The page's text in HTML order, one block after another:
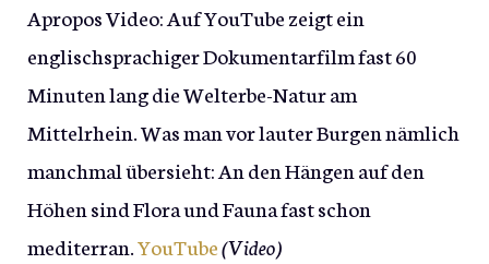
Apropos Video: Auf YouTube zeigt ein
englischsprachiger Dokumentarfilm fast 60
Minuten lang die Welterbe-Natur am
Mittelrhein. Was man vor lauter Burgen nämlich
manchmal übersieht: An den Hängen auf den
Höhen sind Flora und Fauna fast schon
mediterran.YouTube(Video)